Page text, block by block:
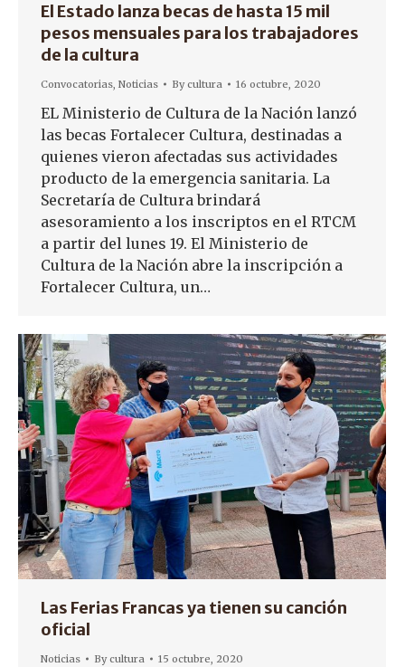
El Estado lanza becas de hasta 15 mil
pesos mensuales para los trabajadores
de la cultura
Convocatorias, Noticias Bycultura 16 octubre, 2020
EL Ministerio de Cultura de la Nación lanzó
las becas Fortalecer Cultura, destinadas a
quienes vieron afectadas sus actividades
producto de la emergencia sanitaria. La
Secretaría de Cultura brindará
asesoramiento a los inscriptos en el RTCM
a partir del lunes 19. El Ministerio de
Cultura de la Nación abre la inscripción a
Fortalecer Cultura, un…
Las Ferias Francas ya tienen su canción
oficial
Noticias Bycultura 15 octubre, 2020